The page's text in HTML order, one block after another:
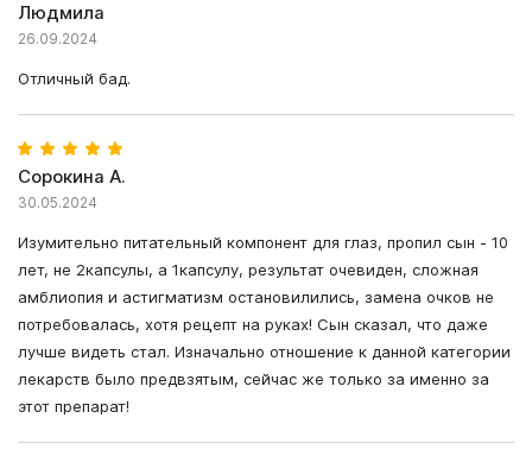
Людмила
26.09.2024
Отличный бад.
Сорокина А.
30.05.2024
Изумительно питательный компонент для глаз, пропил сын - 10
лет, не 2капсулы, а 1капсулу, результат очевиден, сложная
амблиопия и астигматизм остановилились, замена очков не
потребовалась, хотя рецепт на руках! Сын сказал, что даже
лучше видеть стал. Изначально отношение к данной категории
лекарств было предвзятым, сейчас же только за именно за
этот препарат!